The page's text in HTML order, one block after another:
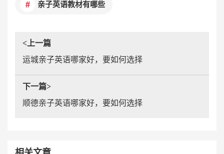
亲子英语教材有哪些
<上一篇
运城亲子英语哪家好，要如何选择
下一篇>
顺德亲子英语哪家好，要如何选择